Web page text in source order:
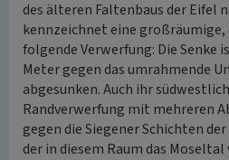
des älteren Faltenbaus der Eifel
kennzeichnet eine
folgende Verwerfung: Die Senke
Meter gegen das umrahmende
abgesunken. Auch ihr
Randverwerfung mit mehreren
gegen die Siegener Schichten
der in diesem Raum das Moseltal